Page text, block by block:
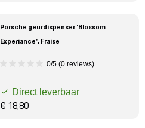
Porsche geurdispenser 'Blossom
Experiance', Fraise
0/5 (0 reviews)
Direct leverbaar
€ 18,80